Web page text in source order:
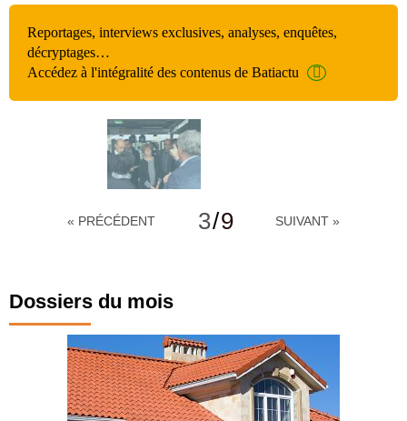
Reportages, interviews exclusives, analyses, enquêtes,
décryptages…
Accédez à l'intégralité des contenus de Batiactu
« PRÉCÉDENT 3/9 SUIVANT »
Dossiers du mois